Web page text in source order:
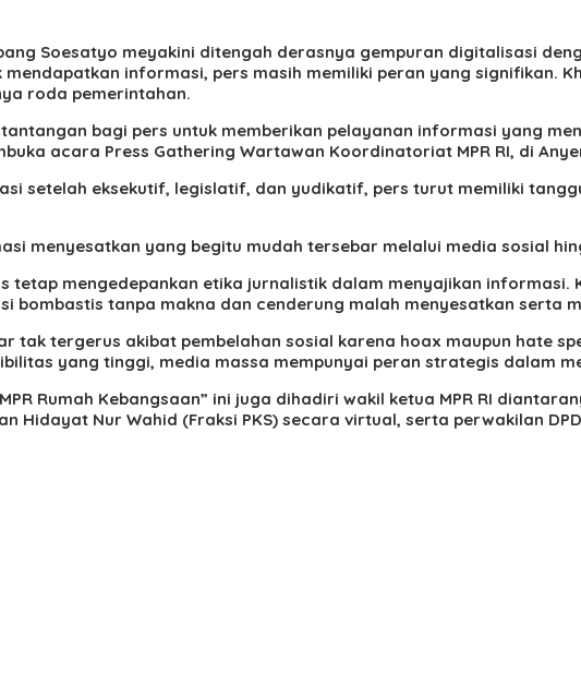
Soesatyo meyakini ditengah derasnya gempuran digitalisasi
informasi, pers masih memiliki peran yang signifikan.
roda pemerintahan.
bagi pers untuk memberikan pelayanan informasi yang
acara Press Gathering Wartawan Koordinatoriat MPR RI, di
setelah eksekutif, legislatif, dan yudikatif, pers turut memiliki
menyesatkan yang begitu mudah tersebar melalui media sosial
tetap mengedepankan etika jurnalistik dalam menyajikan
bombastis tanpa makna dan cenderung malah menyesatkan serta
tak tergerus akibat pembelahan sosial karena hoax maupun hate
yang tinggi, media massa mempunyai peran strategis dalam
Rumah Kebangsaan” ini juga dihadiri wakil ketua MPR RI
Hidayat Nur Wahid (Fraksi PKS) secara virtual, serta perwakilan